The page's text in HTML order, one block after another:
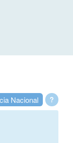
?
Nacional